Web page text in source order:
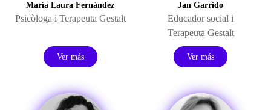
María Laura Fernández
Psicòloga i Terapeuta Gestalt
Ver más
Jan Garrido
Educador social i
Terapeuta Gestalt
Ver más